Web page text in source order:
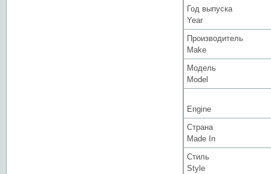
Год выпуска
Year
Производитель
Make
Модель
Model
Engine
Страна
Made In
Стиль
Style